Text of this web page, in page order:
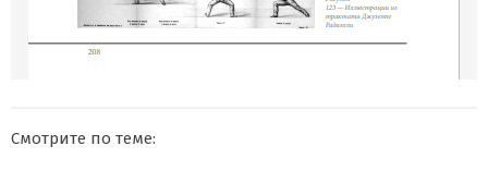
Смотрите по теме: